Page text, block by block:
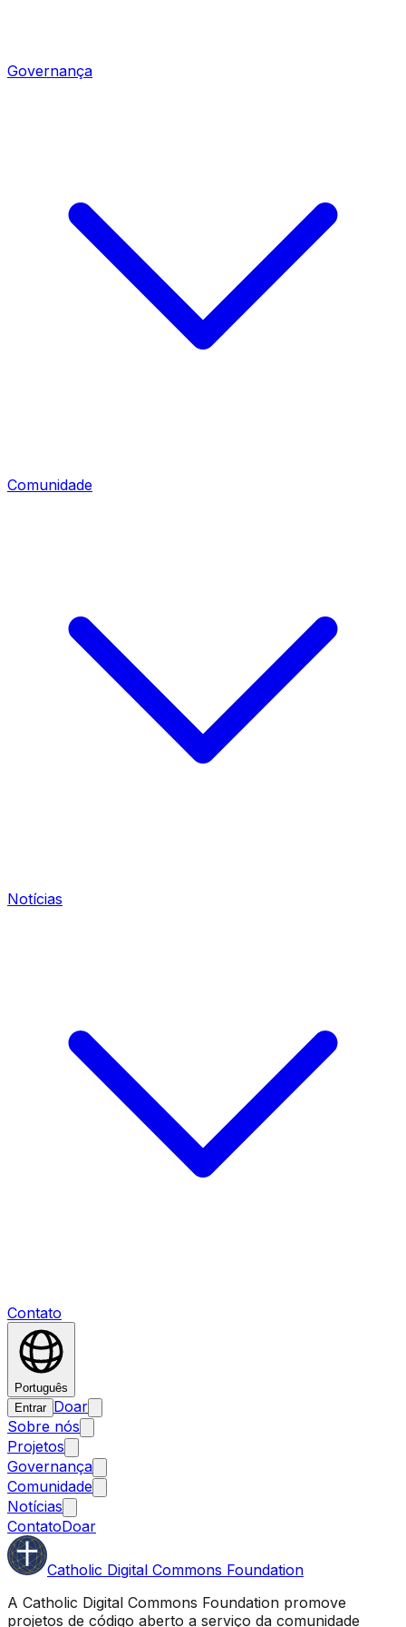
Governança
Comunidade
Notícias
Contato
Português
Entrar Doar
Sobre nós
Projetos
Governança
Comunidade
Notícias
ContatoDoar
Catholic Digital Commons Foundation
A Catholic Digital Commons Foundation promove
projetos de código aberto a serviço da comunidade